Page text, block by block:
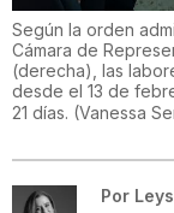
Según la orden
Cámara de
(derecha), las
desde el 13 de
21 días. (Vanessa
Por